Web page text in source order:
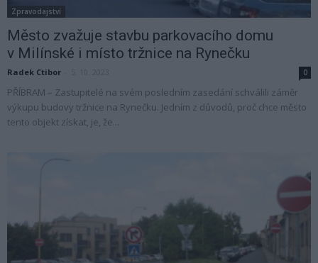
Zpravodajství
Město zvažuje stavbu parkovacího domu
v Milínské i místo tržnice na Rynečku
Radek Ctibor 0
PŘÍBRAM – Zastupitelé na svém posledním zasedání schválili záměr
výkupu budovy tržnice na Rynečku. Jedním z důvodů, proč chce město
tento objekt získat, je, že...